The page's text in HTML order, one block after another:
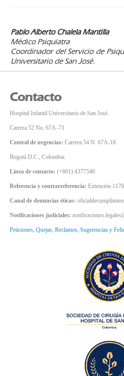
Pablo Alberto Chalela Mantilla
Médico Psiquiatra
Coordinador del Servicio de
Universitario de San José.
Contacto
Hospital Infantil Universitario de San José.
Carrera 52 No. 67A -71
Central de urgencias: Carrera 54 N. 67A-18
Bogotá D.C., Colombia.
Línea de contacto: (+601) 4377540
Referencia y contrarreferencia: Extensión
Canal de denuncias éticas:
Notificaciones judiciales:
Peticiones, Quejas, Reclamos, Sugerencias y